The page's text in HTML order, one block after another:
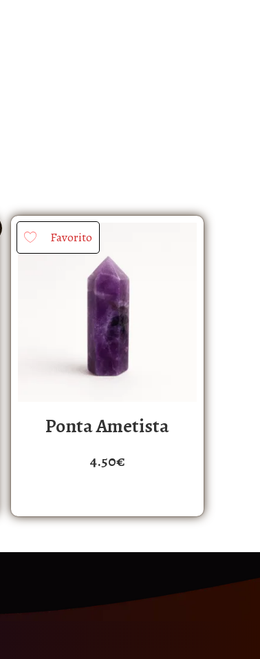
Favorito
Ponta Ametista
4.50€